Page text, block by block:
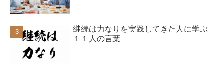
継続は力なりを実践してきた人に学ぶ
１１人の言葉